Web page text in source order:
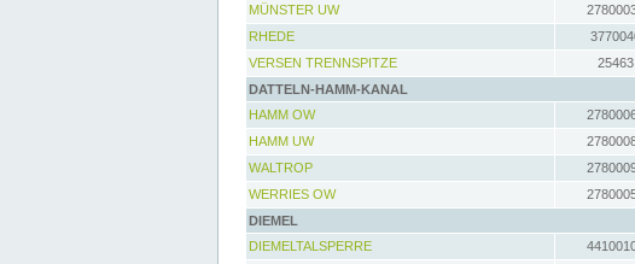
MÜNSTER UW
RHEDE
VERSEN TRENNSPITZE
25463
DATTELN-HAMM-KANAL
HAMM OW
HAMM UW
WALTROP
WERRIES OW
DIEMEL
DIEMELTALSPERRE